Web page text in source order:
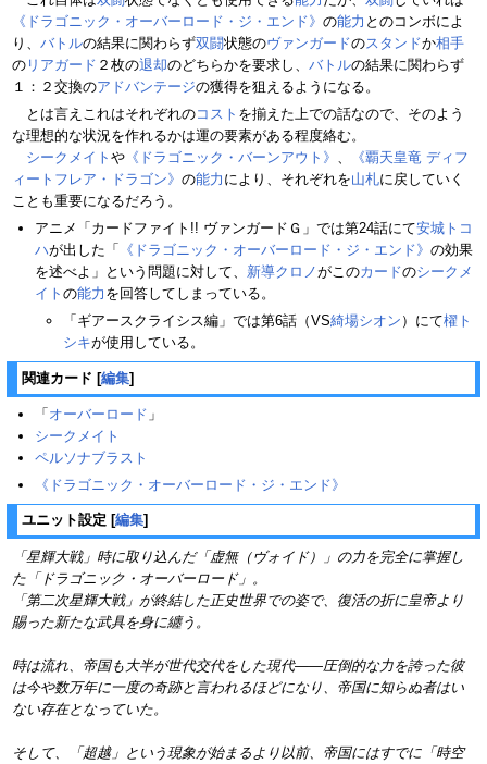
《ドラゴニック・オーバーロード・ジ・エンド》 の能力 とのコンボによ
り、 バトルの結果に関わらず双闘状態のヴァンガードのスタンドか相手
の リアガード ２枚の退却のどちらかを要求し、 バトルの結果に関わらず
１：２交換のアドバンテージの獲得を狙えるようになる。
とは言えこれはそれぞれのコスト を揃えた上での話なので、そのよう
な理想的な状況を作れるかは運の要素がある程度絡む。
シークメイト や 《ドラゴニック・バーンアウト》 、
《覇天皇竜 ディフ
ィートフレア・ドラゴン》 の能力 により、それぞれを山札に戻していく
ことも重要になるだろう。
アニメ「カードファイト!! ヴァンガードＧ」では第24話にて安城トコ
ハが出した「 《ドラゴニック・オーバーロード・ジ・エンド》 の効果
を述べよ」という問題に対して、 新導クロノがこのカードのシークメ
イト の能力 を回答してしまっている。
「ギアースクライシス編」では第6話（VS綺場シオン ）にて櫂ト
シキが使用している。
関連カード [編集]
「 オーバーロード 」
シークメイト
ペルソナブラスト
《ドラゴニック・オーバーロード・ジ・エンド》
ユニット設定 [編集]
「星輝大戦」時に取り込んだ「虚無（ヴォイド）」の力を完全に掌握し
た「ドラゴニック・オーバーロード」。
「第二次星輝大戦」が終結した正史世界での姿で、復活の折に皇帝より
賜った新たな武具を身に纏う。
時は流れ、帝国も大半が世代交代をした現代――圧倒的な力を誇った彼
は今や数万年に一度の奇跡と言われるほどになり、帝国に知らぬ者はい
ない存在となっていた。
そして、「超越」という現象が始まるより以前、帝国にはすでに「時空